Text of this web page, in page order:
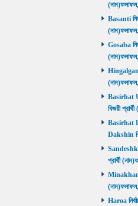
Basanti
Gosaba
Hingalganj
Basirhat
বিজয়ী
Basirhat
Dakshin
প্রার্থী
Minakhan
Haroa